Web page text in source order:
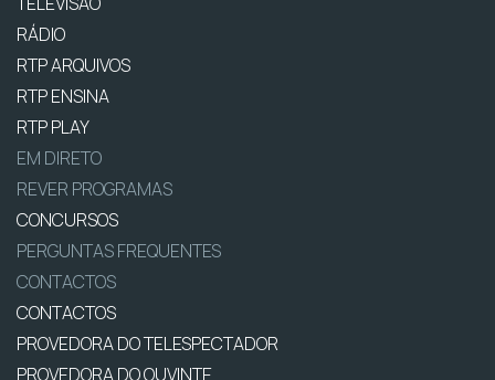
RÁDIO
RTP ARQUIVOS
RTP ENSINA
RTP PLAY
EM DIRETO
REVER PROGRAMAS
CONCURSOS
PERGUNTAS FREQUENTES
CONTACTOS
CONTACTOS
PROVEDORA DO TELESPECTADOR
PROVEDORA DO OUVINTE